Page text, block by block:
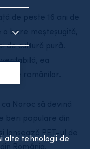
de peste 16 ani de
o bere meșteșugită,
de cultură pură.
ea
ale românilor.
Noroc să devină
beri populare din
România.
alte tehnologii de